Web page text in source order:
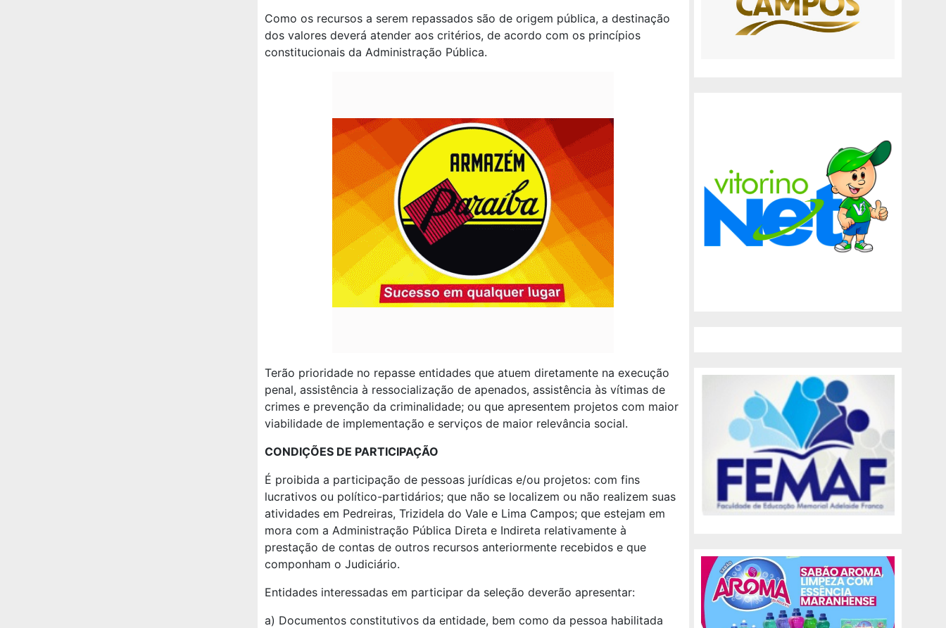
Como os recursos a serem repassados são de origem pública, a destinação
dos valores deverá atender aos critérios, de acordo com os princípios
constitucionais da Administração Pública.
Terão prioridade no repasse entidades que atuem diretamente na execução
penal, assistência à ressocialização de apenados, assistência às vítimas de
crimes e prevenção da criminalidade; ou que apresentem projetos com maior
viabilidade de implementação e serviços de maior relevância social.
CONDIÇÕES DE PARTICIPAÇÃO
É proibida a participação de pessoas jurídicas e/ou projetos: com fins
lucrativos ou político-partidários; que não se localizem ou não realizem suas
atividades em Pedreiras, Trizidela do Vale e Lima Campos; que estejam em
mora com a Administração Pública Direta e Indireta relativamente à
prestação de contas de outros recursos anteriormente recebidos e que
componham o Judiciário.
Entidades interessadas em participar da seleção deverão apresentar:
a) Documentos constitutivos da entidade, bem como da pessoa habilitada